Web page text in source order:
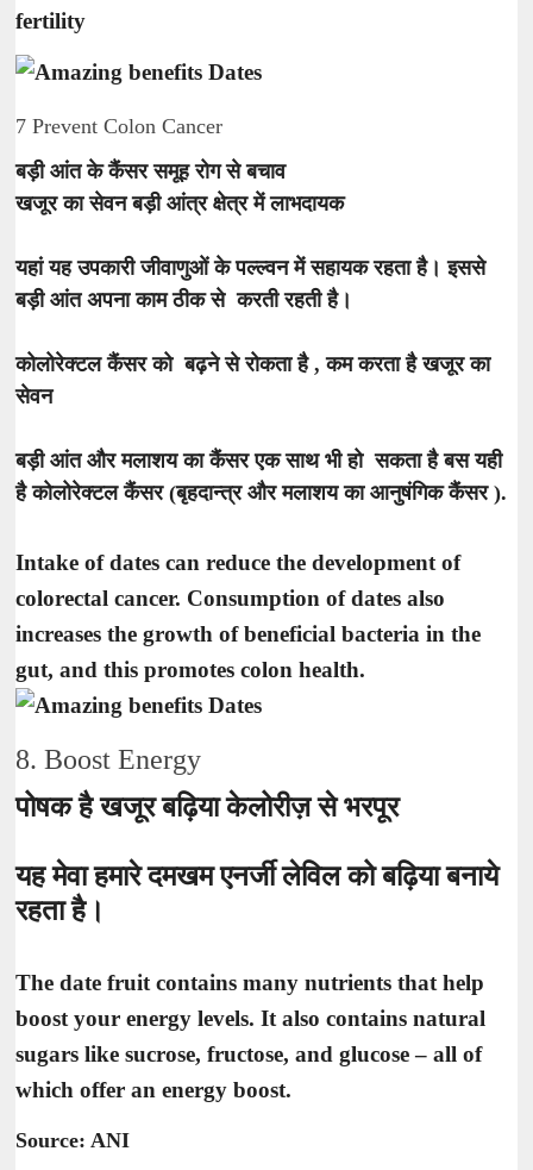
fertility
7 Prevent Colon Cancer
बड़ी आंत के कैंसर समूह रोग से बचाव
खजूर का सेवन बड़ी आंत्र क्षेत्र में लाभदायक
यहां यह उपकारी जीवाणुओं के पल्ल्वन में सहायक रहता है। इससे
बड़ी आंत अपना काम ठीक से करती रहती है।
कोलोरेक्टल कैंसर को बढ़ने से रोकता है , कम करता है खजूर का
सेवन
बड़ी आंत और मलाशय का कैंसर एक साथ भी हो सकता है बस यही
है कोलोरेक्टल कैंसर (बृहदान्त्र और मलाशय का आनुषंगिक कैंसर ).
Intake of dates can reduce the development of
colorectal cancer. Consumption of dates also
increases the growth of beneficial bacteria in the
gut, and this promotes colon health.
8. Boost Energy
पोषक है खजूर बढ़िया केलोरीज़ से भरपूर
यह मेवा हमारे दमखम एनर्जी लेविल को बढ़िया बनाये
रहता है।
The date fruit contains many nutrients that help
boost your energy levels. It also contains natural
sugars like sucrose, fructose, and glucose – all of
which offer an energy boost.
Source: ANI